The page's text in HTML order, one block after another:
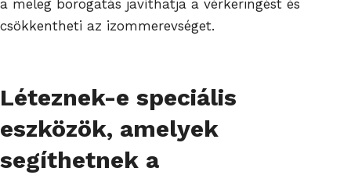
a meleg borogatás javíthatja a vérkeringést és
csökkentheti az izommerevséget.
Léteznek-e speciális
eszközök, amelyek
segíthetnek a